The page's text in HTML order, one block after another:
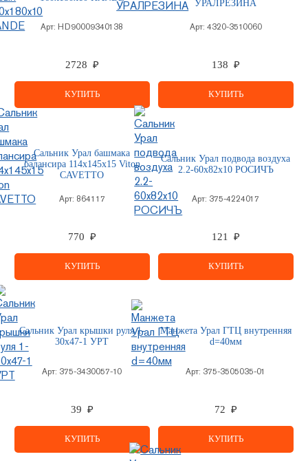
Арт: HD90009340138
2728 ₽
КУПИТЬ
УРАЛРЕЗИНА
Арт: 4320-3510060
138 ₽
КУПИТЬ
Сальник Урал башмака
балансира 114х145х15 Viton
CAVETTO
Арт: 864117
770 ₽
КУПИТЬ
Сальник Урал подвода воздуха
2.2-60х82x10 РОСИЧЪ
Арт: 375-4224017
121 ₽
КУПИТЬ
Сальник Урал крышки руля 1-
30х47-1 УРТ
Арт: 375-3430057-10
39 ₽
КУПИТЬ
Манжета Урал ГТЦ внутренняя
d=40мм
Арт: 375-3505035-01
72 ₽
КУПИТЬ